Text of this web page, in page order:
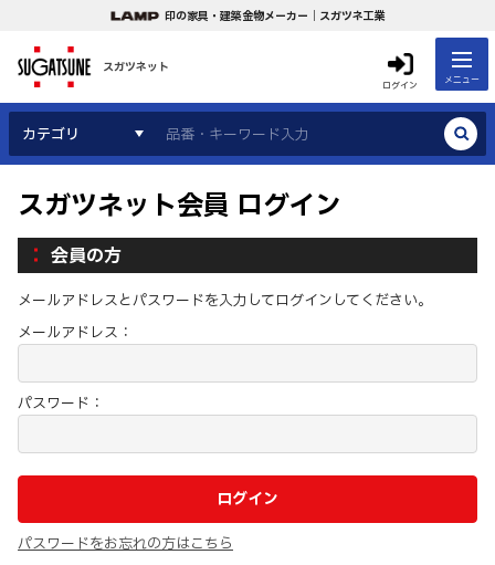
印の家具・建築金物メーカー｜スガツネ工業
スガツネット
ログイン メニュー
カテゴリ
スガツネット会員 ログイン
会員の方
メールアドレスとパスワードを入力してログインしてください。
メールアドレス：
パスワード：
パスワードをお忘れの方はこちら